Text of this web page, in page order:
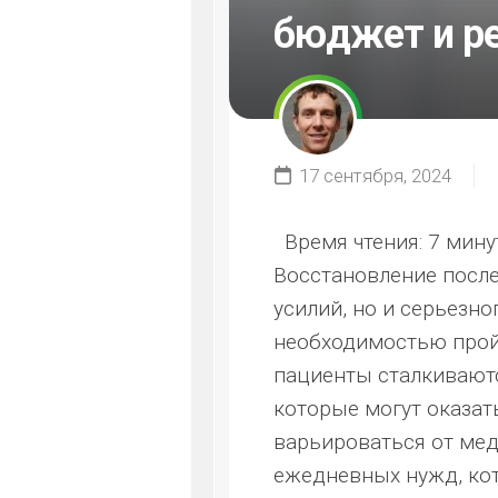
бюджет и
17 сентября, 2024
Время чтения: 7
Восстановление
усилий, но и
необходимостью
пациенты
которые могут
варьироваться от
ежедневных нужд,